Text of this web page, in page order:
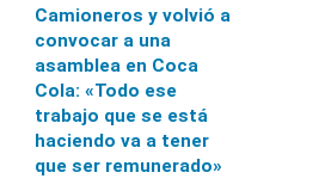
Camioneros y volvió a
convocar a una
asamblea en Coca
Cola: «Todo ese
trabajo que se está
haciendo va a tener
que ser remunerado»